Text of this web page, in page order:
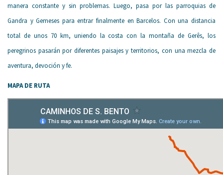
manera constante y sin problemas. Luego, pasa por las parroquias de
Gandra y Gemeses para entrar finalmente en Barcelos. Con una distancia
total de unos 70 km, uniendo la costa con la montaña de Gerês, los
peregrinos pasarán por diferentes paisajes y territorios, con una mezcla de
aventura, devoción y fe.
MAPA DE RUTA